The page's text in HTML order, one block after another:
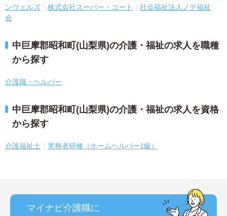
ンウェルズ
株式会社スーパー・コート
社会福祉法人ノテ福祉
会
中巨摩郡昭和町(山梨県)の介護・福祉の求人を職種
から探す
介護職・ヘルパー
中巨摩郡昭和町(山梨県)の介護・福祉の求人を資格
から探す
介護福祉士 実務者研修（ホームヘルパー1級）
マイナビ介護職に